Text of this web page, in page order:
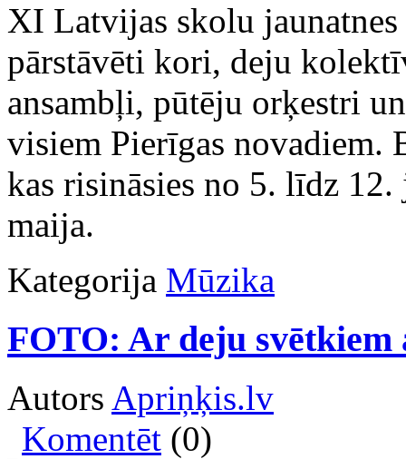
XI Latvijas skolu
pārstāvēti kori, deju
ansambļi, pūtēju orķestri
visiem Pierīgas novadiem.
kas risināsies no 5. līdz
maija.
Kategorija Mūzika
FOTO: Ar deju
Autors Apriņķis.lv
Komentēt (0)